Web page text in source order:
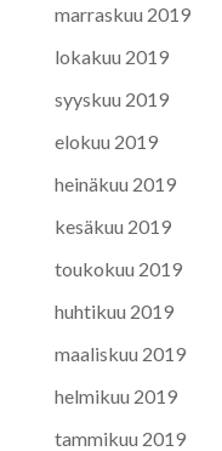
marraskuu 2019
lokakuu 2019
syyskuu 2019
elokuu 2019
heinäkuu 2019
kesäkuu 2019
toukokuu 2019
huhtikuu 2019
maaliskuu 2019
helmikuu 2019
tammikuu 2019